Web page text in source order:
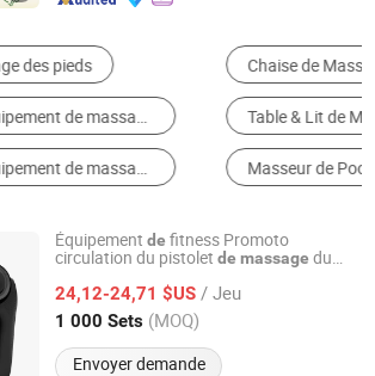
Équipement de Beauté de Corps
Masseur des Pieds
Masseur des Yeux
Équipement de fitness Promoto
circulation du pistolet de massage du
24,12-24,71 $US / Jeu
1 000 Sets (MOQ)
Envoyer demande
Ltd.
Depuis 2022